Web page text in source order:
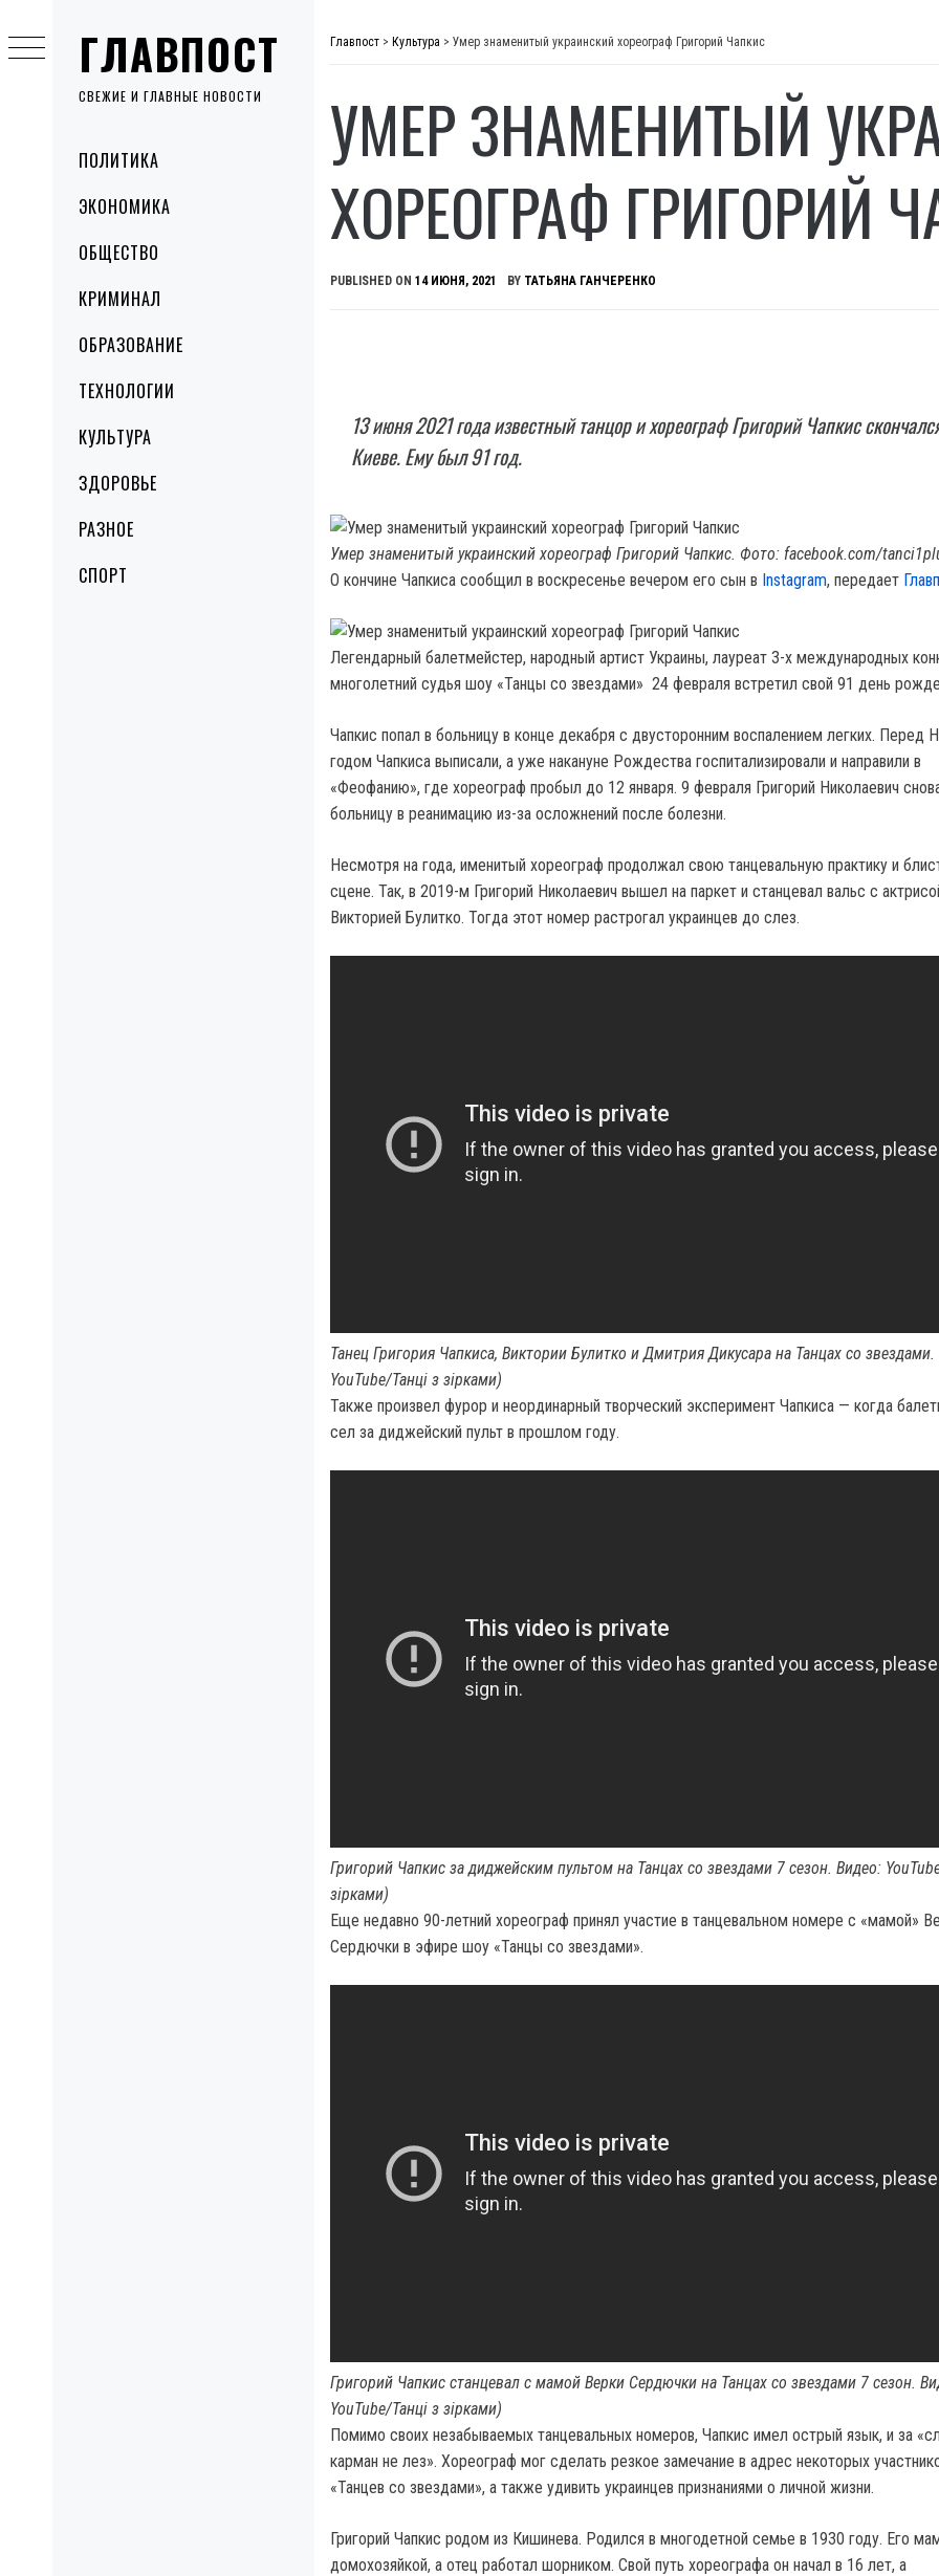
ГЛАВПОСТ
СВЕЖИЕ И ГЛАВНЫЕ НОВОСТИ
MenuПОЛИТИКА
ЭКОНОМИКА
ОБЩЕСТВО
КРИМИНАЛ
ОБРАЗОВАНИЕ
ТЕХНОЛОГИИ
КУЛЬТУРА
ЗДОРОВЬЕ
РАЗНОЕ
СПОРТ
to
content
Главпост > Культура > Умер знаменитый украинский хореограф Григорий Чапкис
УМЕР ЗНАМЕНИТЫЙ
ХОРЕОГРАФ ГРИГОРИЙ
PUBLISHED ON 14 ИЮНЯ, 2021 BY ТАТЬЯНА ГАНЧЕРЕНКО
13 июня 2021 года известный танцор и хореограф Григорий Чапкис
Киеве. Ему был 91 год.
Умер знаменитый украинский хореограф Григорий Чапкис. Фото: facebook.com/
О кончине Чапкиса сообщил в воскресенье вечером его сын в Instagram, передает
Легендарный балетмейстер, народный артист Украины, лауреат 3-х международных
многолетний судья шоу «Танцы со звездами» 24 февраля встретил свой 91 день
Чапкис попал в больницу в конце декабря с двусторонним воспалением легких. Перед
годом Чапкиса выписали, а уже накануне Рождества госпитализировали и направили в
«Феофанию», где хореограф пробыл до 12 января. 9 февраля Григорий Николаевич
больницу в реанимацию из-за осложнений после болезни.
Несмотря на года, именитый хореограф продолжал свою танцевальную практику и
сцене. Так, в 2019-м Григорий Николаевич вышел на паркет и станцевал вальс с
Викторией Булитко. Тогда этот номер растрогал украинцев до слез.
Танец Григория Чапкиса, Виктории Булитко и Дмитрия Дикусара на Танцах со звездами.
YouTube/Танці з зірками)
Также произвел фурор и неординарный творческий эксперимент Чапкиса — когда
сел за диджейский пульт в прошлом году.
Григорий Чапкис за диджейским пультом на Танцах со звездами 7 сезон. Видео:
зірками)
Еще недавно 90-летний хореограф принял участие в танцевальном номере с «мамой»
Сердючки в эфире шоу «Танцы со звездами».
Григорий Чапкис станцевал с мамой Верки Сердючки на Танцах со звездами 7 сезон.
YouTube/Танці з зірками)
Помимо своих незабываемых танцевальных номеров, Чапкис имел острый язык, и за
карман не лез». Хореограф мог сделать резкое замечание в адрес некоторых
«Танцев со звездами», а также удивить украинцев признаниями о личной жизни.
Григорий Чапкис родом из Кишинева. Родился в многодетной семье в 1930 году. Его
домохозяйкой, а отец работал шорником. Свой путь хореографа он начал в 16 лет, а